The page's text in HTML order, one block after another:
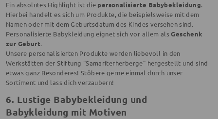
Ein absolutes Highlight ist die personalisierte Babybekleidung.
Hierbei handelt es sich um Produkte, die beispielsweise mit dem
Namen oder mit dem Geburtsdatum des Kindes versehen sind.
Personalisierte Babykleidung eignet sich vor allem alsGeschenk
zur Geburt.
Unsere personalisierten Produkte werden liebevoll in den
Werkstätten der Stiftung "Samariterherberge" hergestellt und sind
etwas ganz Besonderes! Stöbere gerne einmal durch unser
Sortiment und lass dich verzaubern!
6. Lustige Babybekleidung und
Babykleidung mit Motiven